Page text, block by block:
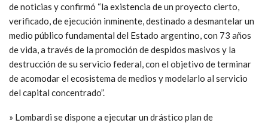
de noticias y confirmó “la existencia de un proyecto cierto,
verificado, de ejecución inminente, destinado a desmantelar un
medio público fundamental del Estado argentino, con 73 años
de vida, a través de la promoción de despidos masivos y la
destrucción de su servicio federal, con el objetivo de terminar
de acomodar el ecosistema de medios y modelarlo al servicio
del capital concentrado”.
» Lombardi se dispone a ejecutar un drástico plan de